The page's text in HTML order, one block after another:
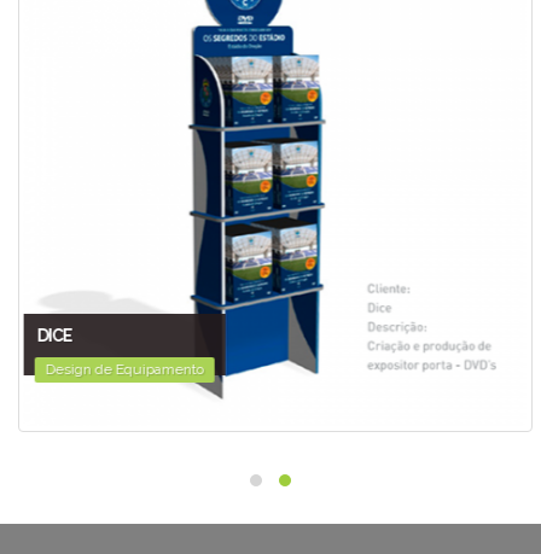
DICE
Design de Equipamento